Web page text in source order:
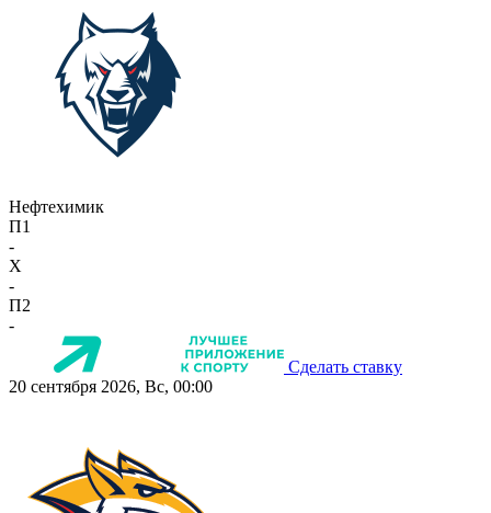
Нефтехимик
П1
-
X
-
П2
-
Сделать ставку
20 сентября 2026, Вс, 00:00